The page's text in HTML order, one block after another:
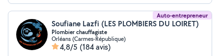
Auto-entrepreneur
Soufiane Lazfi (LES PLOMBIERS DU LOIRET)
Plombier chauffagiste
Orléans (Carmes-République)
4,8/5 (184 avis)